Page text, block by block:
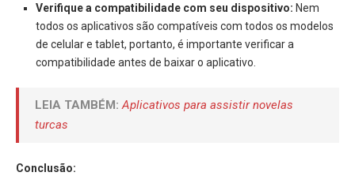
Verifique a compatibilidade com seu dispositivo: Nem
todos os aplicativos são compatíveis com todos os modelos
de celular e tablet, portanto, é importante verificar a
compatibilidade antes de baixar o aplicativo.
LEIA TAMBÉM: Aplicativos para assistir novelas
turcas
Conclusão: